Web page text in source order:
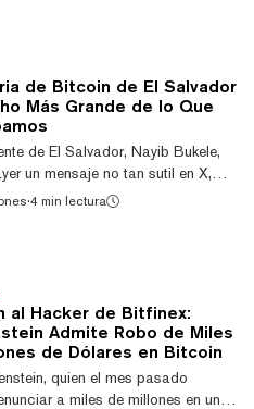
los fondos digitales con su
cómplice. Ambos se
culpables el año pasado. El DOJ
que su esposa, Heather
Morgan, la autoproclamada
de Wall...
de Bitcoin de El Salvador
Más Grande de lo Que
de El Salvador, Nayib Bukele,
un mensaje no tan sutil en X,
su administración trasladó una
Bitcoin, con un valor de $406
tomó la captura de
significa que el precio del
sido aproximadamente
Bukele trasladó los fondos,
·4 min lectura
al Hacker de Bitfinex:
Admite Robo de Miles
de Dólares en Bitcoin
quien el mes pasado
a miles de millones en un